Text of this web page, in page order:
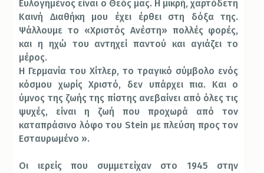
Ευλογημένος είναι ο Θεός μας. Η μικρή, χαρτόδετη
Καινή Διαθήκη μου έχει έρθει στη δόξα της.
Ψάλλουμε το «Χριστός Ανέστη» πολλές φορές,
και η ηχώ του αντηχεί παντού και αγιάζει το
μέρος.
Η Γερμανία του Χίτλερ, το τραγικό σύμβολο ενός
κόσμου χωρίς Χριστό, δεν υπάρχει πια. Και ο
ύμνος της ζωής της πίστης ανεβαίνει από όλες τις
ψυχές, είναι η ζωή που προχωρά από τον
καταπράσινο λόφο του Stein με πλεύση προς τον
Εσταυρωμένο ».
Οι ιερείς που συμμετείχαν στο 1945 στην